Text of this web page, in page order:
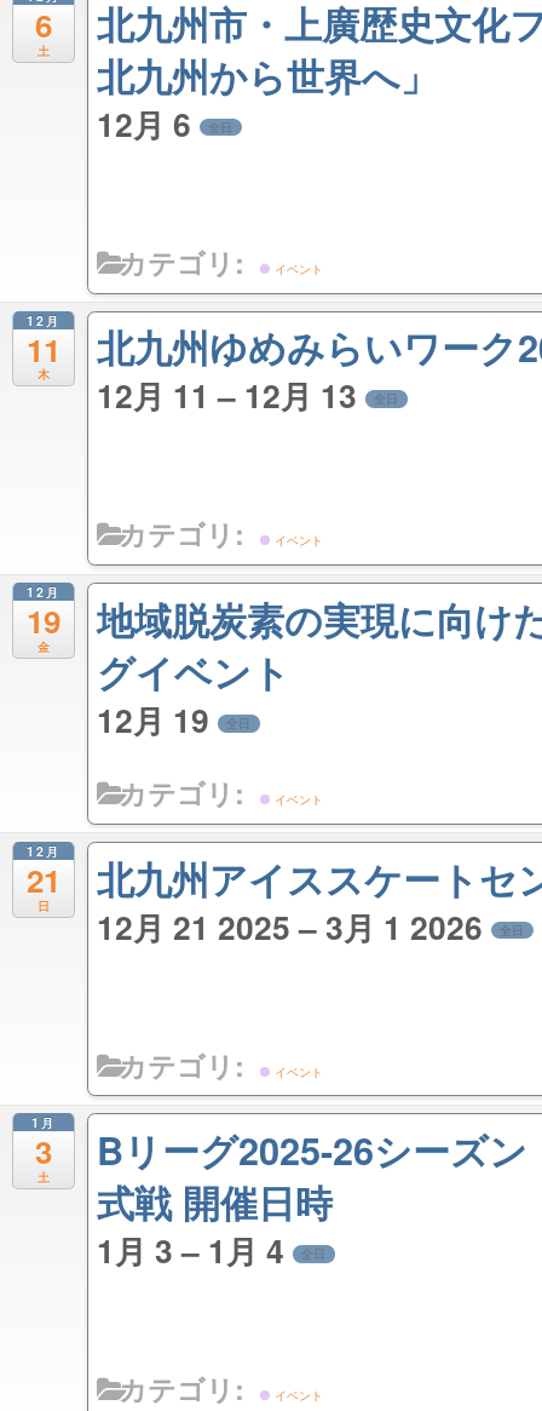
6
土
北九州市・上廣歴史文化
北九州から世界へ」
12月 6 全日
カテゴリ: イベント
12月
11
木
北九州ゆめみらいワーク
12月 11 – 12月 13 全日
カテゴリ: イベント
12月
19
金
地域脱炭素の実現に向け
グイベント
12月 19 全日
カテゴリ: イベント
12月
21
日
北九州アイススケートセ
12月 21 2025 – 3月 1 2026 全日
カテゴリ: イベント
1月
3
土
Bリーグ2025-26シーズ
式戦 開催日時
1月 3 – 1月 4 全日
カテゴリ: イベント